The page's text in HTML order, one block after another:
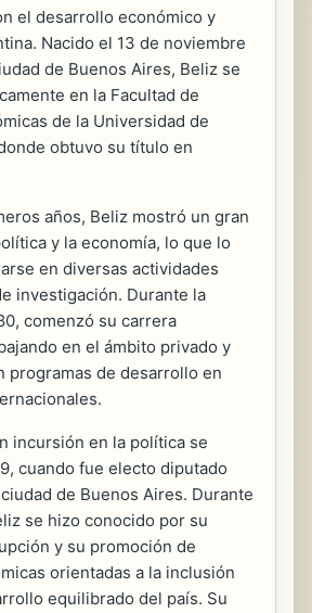
el desarrollo económico y
Nacido el 13 de noviembre
de Buenos Aires, Beliz se
en la Facultad de
de la Universidad de
obtuvo su título en
años, Beliz mostró un gran
y la economía, lo que lo
en diversas actividades
investigación. Durante la
comenzó su carrera
en el ámbito privado y
programas de desarrollo en
incursión en la política se
cuando fue electo diputado
de Buenos Aires. Durante
se hizo conocido por su
y su promoción de
orientadas a la inclusión
equilibrado del país. Su